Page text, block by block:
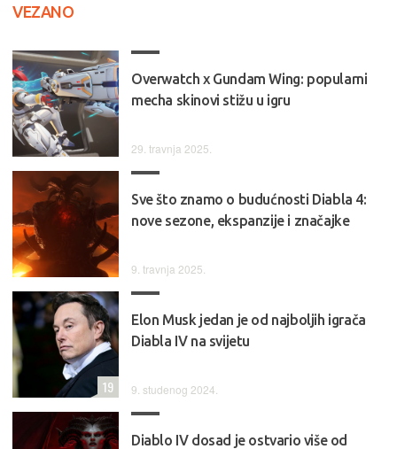
VEZANO
Overwatch x Gundam Wing: popularni
mecha skinovi stižu u igru
29. travnja 2025.
Sve što znamo o budućnosti Diabla 4:
nove sezone, ekspanzije i značajke
9. travnja 2025.
Elon Musk jedan je od najboljih igrača
Diabla IV na svijetu
9. studenog 2024.
19
Diablo IV dosad je ostvario više od